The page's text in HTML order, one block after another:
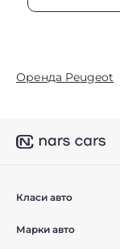
Оренда Peugeot
Класи авто
Марки авто